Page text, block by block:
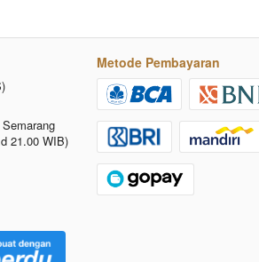
21.00 WIB)
Metode Pembayaran